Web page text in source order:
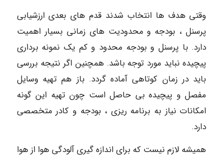
وقتی هدف ها انتخاب شدند قدم های بعدی ارزشیابی
پرسنل ، بودجه و محدودیت های زمانی بسیار اهمیت
دارد. با پرسنل و بودجه محدود و کم یک نمونه برداری
پیچیده نباید مورد توجه باشد. همچنین اگر نتیجه بررسی
باید در زمان کوتاهی آماده گردد. باز هم تهیه وسایل
مفصل و پیچیده بی حاصل است چون تهیه این گونه
امکانات نیاز به برنامه ریزی ، بودجه و کادر متخصصی
دارد.
همیشه لازم نیست که برای اندازه گیری آلودگی هوا از هوا